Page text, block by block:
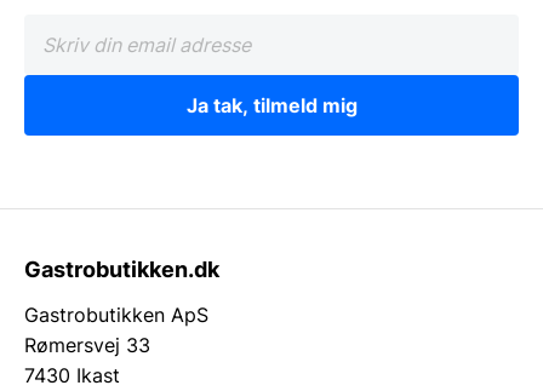
Ja tak, tilmeld mig
Gastrobutikken.dk
Gastrobutikken ApS
Rømersvej 33
7430 Ikast